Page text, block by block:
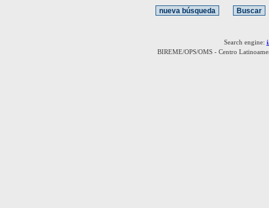
Search engine:
BIREME/OPS/OMS - Centro